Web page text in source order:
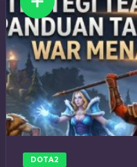
DOTA2